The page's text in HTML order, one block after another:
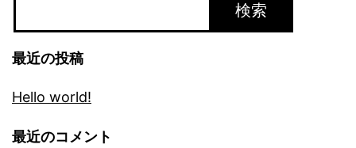
検索
最近の投稿
Hello world!
最近のコメント